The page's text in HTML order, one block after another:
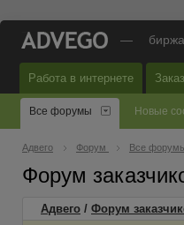
—
Работа в интернете
Все форумы Новые
Адвего Форум Все
Форум
Адвего / Форум